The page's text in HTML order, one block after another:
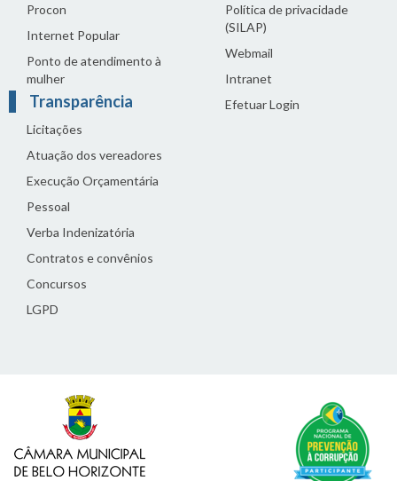
Procon
Internet Popular
Ponto de atendimento à
mulher
Transparência
Licitações
Atuação dos vereadores
Execução Orçamentária
Pessoal
Verba Indenizatória
Contratos e convênios
Concursos
LGPD
Política de privacidade
(SILAP)
Webmail
Intranet
Efetuar Login